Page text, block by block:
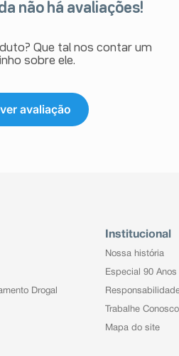
na
a
das
não há avaliações!
Que tal nos contar um
sobre ele.
avaliação
Drogal
Institucional
Nossa história
Especial 90 Anos
Trabalhe Conosco
Mapa do site